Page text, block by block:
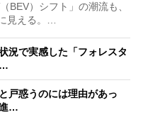
BEV）シフト」の潮流も、
見える。…
況で実感した「フォレスタ
…
戸惑うのには理由があっ
…